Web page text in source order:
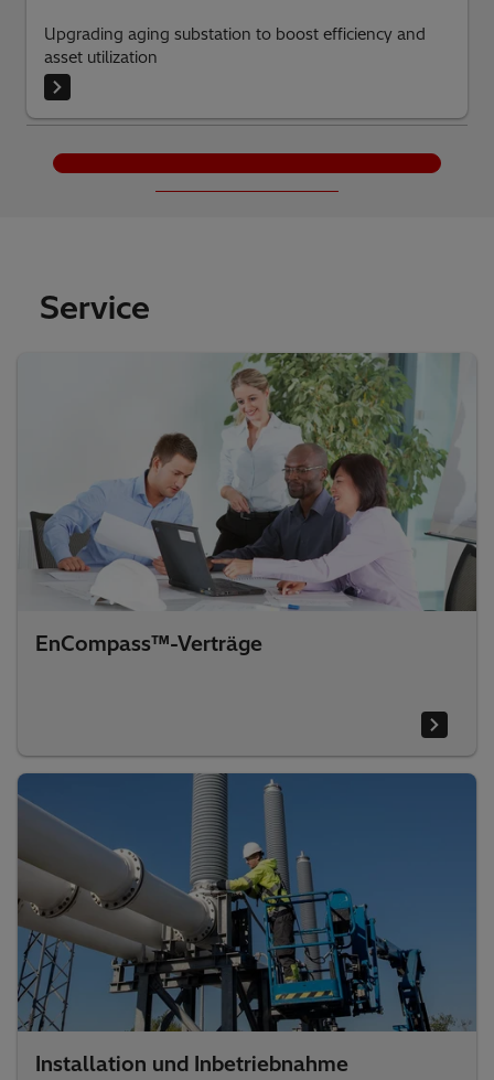
Upgrading aging substation to boost efficiency and
asset utilization
Mehr laden
Service
EnCompass™-Verträge
Installation und Inbetriebnahme